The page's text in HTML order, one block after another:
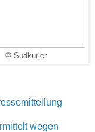
© Südkurier
wegen